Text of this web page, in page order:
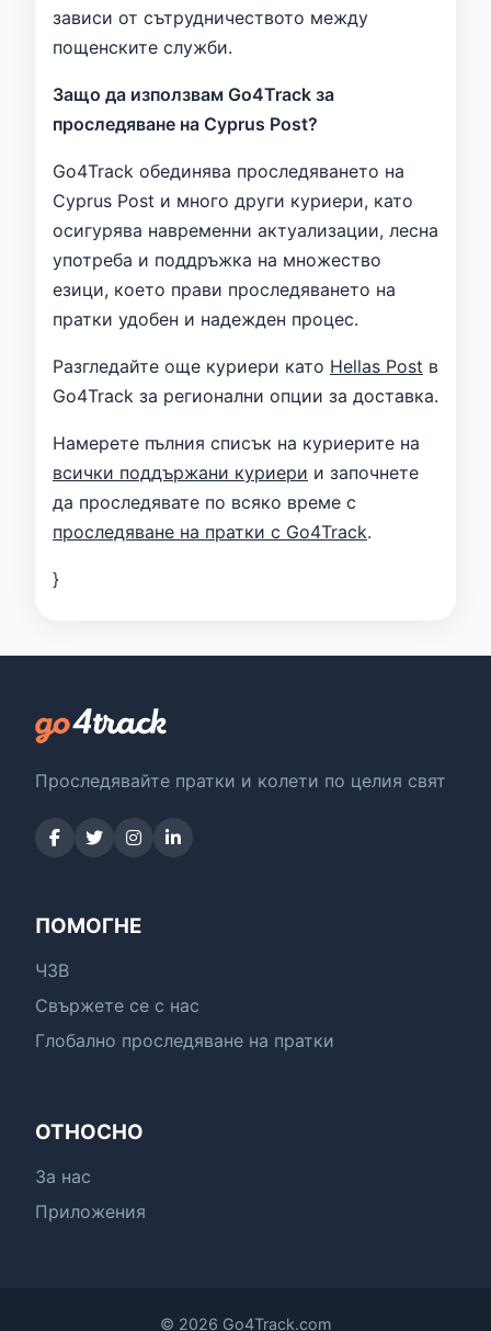
зависи от сътрудничеството между
пощенските служби.
Защо да използвам Go4Track за
проследяване на Cyprus Post?
Go4Track обединява проследяването на
Cyprus Post и много други куриери, като
осигурява навременни актуализации, лесна
употреба и поддръжка на множество
езици, което прави проследяването на
пратки удобен и надежден процес.
Разгледайте още куриери като Hellas Post в
Go4Track за регионални опции за доставка.
Намерете пълния списък на куриерите на
всички поддържани куриери и започнете
да проследявате по всяко време с
проследяване на пратки с Go4Track.
}
Проследявайте пратки и колети по целия свят
ПОМОГНЕ
ЧЗВ
Свържете се с нас
Глобално проследяване на пратки
ОТНОСНО
За нас
Приложения
© 2026 Go4Track.com